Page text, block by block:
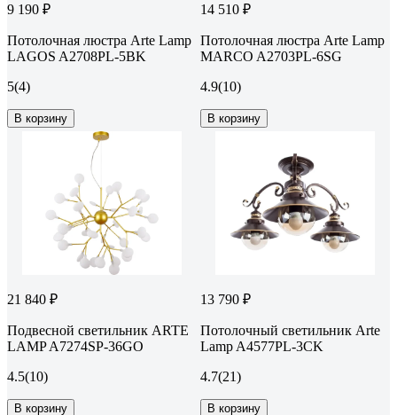
9 190 ₽
Потолочная люстра Arte Lamp
LAGOS A2708PL-5BK
5(4)
В корзину
14 510 ₽
Потолочная люстра Arte Lamp
MARCO A2703PL-6SG
4.9(10)
В корзину
21 840 ₽
Подвесной светильник ARTE
LAMP A7274SP-36GO
4.5(10)
В корзину
13 790 ₽
Потолочный светильник Arte
Lamp A4577PL-3CK
4.7(21)
В корзину